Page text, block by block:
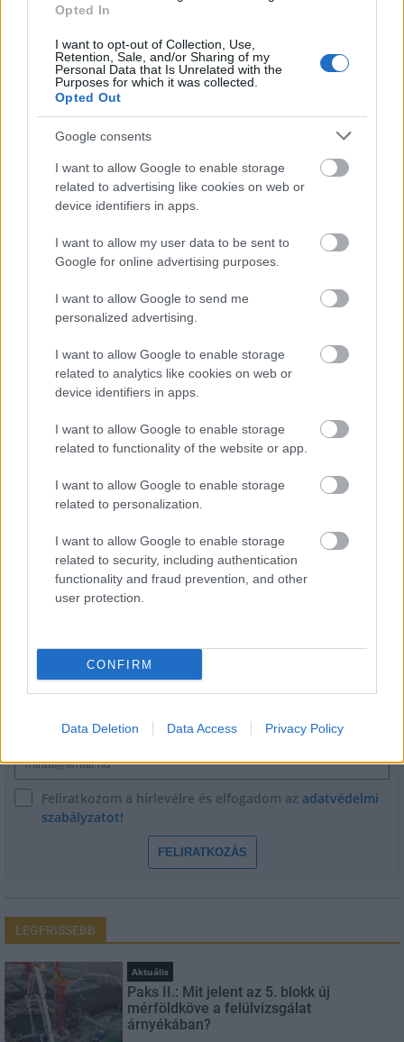
Opted In
I want to opt-out of Collection, Use,
Retention, Sale, and/or Sharing of my
Personal Data that Is Unrelated with the
Purposes for which it was collected.
Opted Out
Google consents
I want to allow Google to enable storage
related to advertising like cookies on web or
device identifiers in apps.
I want to allow my user data to be sent to
Google for online advertising purposes.
I want to allow Google to send me
personalized advertising.
I want to allow Google to enable storage
related to analytics like cookies on web or
device identifiers in apps.
I want to allow Google to enable storage
related to functionality of the website or app.
I want to allow Google to enable storage
related to personalization.
I want to allow Google to enable storage
related to security, including authentication
functionality and fraud prevention, and other
user protection.
CONFIRM
Data Deletion Data Access Privacy Policy
Nagy igazolás - Sokszoros bajnok érkezik a
Fehérvárhoz
egészségügyi intézményekben?
Név
E-mail cím
Feliratkozom a hírlevélre és elfogadom az adatvédelmi
szabályzatot!
FELIRATKOZÁS
LEGFRISSEBB
Aktuális
Paks II.: Mit jelent az 5. blokk új
mérföldköve a felülvizsgálat
árnyékában?